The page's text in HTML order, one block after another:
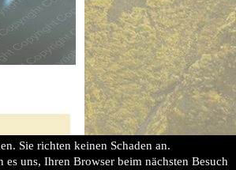
Sie richten keinen Schaden an.
uns, Ihren Browser beim nächsten Besuch